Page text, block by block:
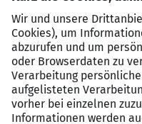
Freude daran,
Teamgeist,
Arbeitsweise
Gute